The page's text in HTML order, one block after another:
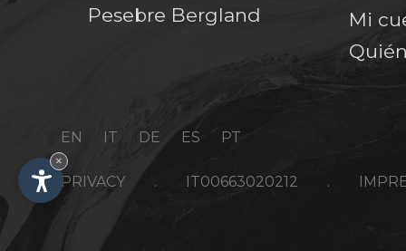
Pesebre Bergland
Mi
EN IT DE ES PT
PRIVACY . IT00663020212 .
×